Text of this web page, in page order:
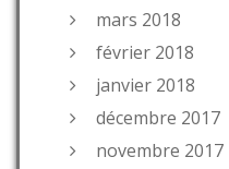
mars 2018
février 2018
janvier 2018
décembre 2017
novembre 2017